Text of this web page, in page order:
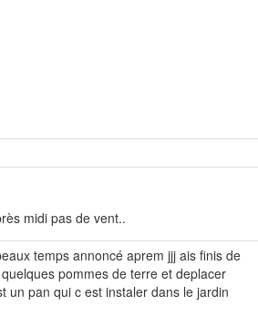
midi pas de vent..
temps annoncé aprem jjj ais finis de
pommes de terre et deplacer
un pan qui c est instaler dans le jardin